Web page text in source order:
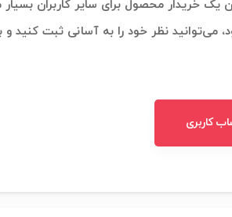
یک خریدار محصول برای سایر کاربران
می‌توانید نظر خود را به آسانی ثبت کنید و
کاربری